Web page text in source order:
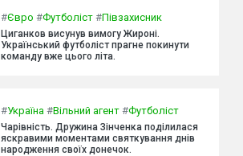
#Євро #Футболіст #Півзахисник
Циганков висунув вимогу Жироні.
Український футболіст прагне покинути
команду вже цього літа.
#Україна #Вільний агент #Футболіст
Чарівність. Дружина Зінченка поділилася
яскравими моментами святкування днів
народження своїх донечок.